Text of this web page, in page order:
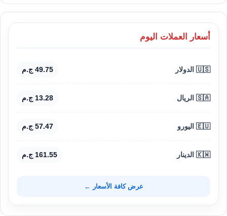
أسعار العملات اليوم
🇺🇸 الدولار 49.75 ج.م
🇸🇦 الريال 13.28 ج.م
🇪🇺 اليورو 57.47 ج.م
🇰🇼 الدينار 161.55 ج.م
عرض كافة الأسعار ←